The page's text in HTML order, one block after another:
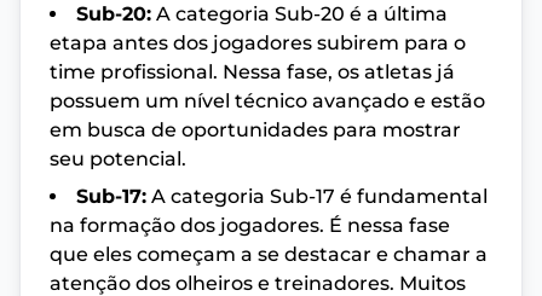
Sub-20: A categoria Sub-20 é a última
etapa antes dos jogadores subirem para o
time profissional. Nessa fase, os atletas já
possuem um nível técnico avançado e estão
em busca de oportunidades para mostrar
seu potencial.
Sub-17: A categoria Sub-17 é fundamental
na formação dos jogadores. É nessa fase
que eles começam a se destacar e chamar a
atenção dos olheiros e treinadores. Muitos